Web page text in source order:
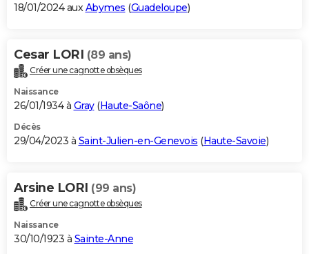
18/01/2024 auxAbymes (Guadeloupe)
Cesar LORI (89 ans)
Créer une cagnotte obsèques
Naissance
26/01/1934 à Gray(Haute-Saône)
Décès
29/04/2023 à Saint-Julien-en-Genevois (Haute-Savoie)
Arsine LORI (99 ans)
Créer une cagnotte obsèques
Naissance
30/10/1923 à Sainte-Anne